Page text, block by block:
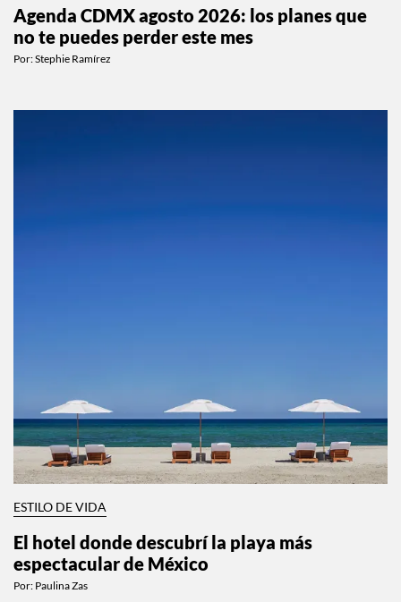
Agenda CDMX agosto 2026: los planes que
no te puedes perder este mes
Por:Stephie Ramírez
ESTILO DE VIDA
El hotel donde descubrí la playa más
espectacular de México
Por: Paulina Zas